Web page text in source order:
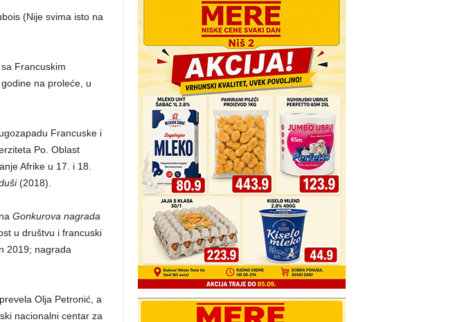
(Nije svima isto na
Francuskim
na proleće, u
Francuske i
Po. Oblast
Afrike u 17. i 18.
(2018).
Gonkurova nagrada
u društvu i francuski
2019; nagrada
Olja Petronić, a
nacionalni centar za